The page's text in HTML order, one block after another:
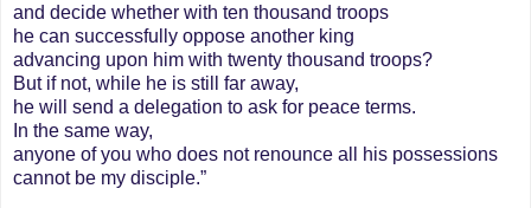
and decide whether with ten thousand troops
he can successfully oppose another king
advancing upon him with twenty thousand troops?
But if not, while he is still far away,
he will send a delegation to ask for peace terms.
In the same way,
anyone of you who does not renounce all his possessions
cannot be my disciple.”